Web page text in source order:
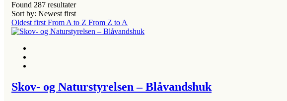
Found 287 resultater
Sort by: Newest first
Oldest first From A to Z From Z to A
Skov- og Naturstyrelsen – Blåvandshuk